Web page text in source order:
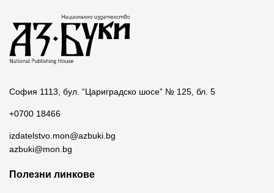
София 1113, бул. “Цариградско шосе” № 125, бл. 5
+0700 18466
izdatelstvo.mon@azbuki.bg
azbuki@mon.bg
Полезни линкове